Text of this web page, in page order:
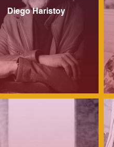
Diego Haristoy